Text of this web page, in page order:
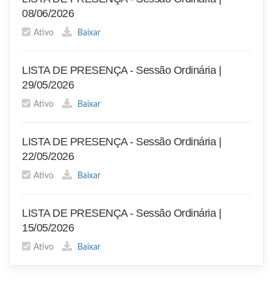
08/06/2026
Ativo Baixar
LISTA DE PRESENÇA - Sessão Ordinária |
29/05/2026
Ativo Baixar
LISTA DE PRESENÇA - Sessão Ordinária |
22/05/2026
Ativo Baixar
LISTA DE PRESENÇA - Sessão Ordinária |
15/05/2026
Ativo Baixar